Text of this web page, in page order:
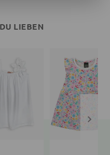
LIEBEN